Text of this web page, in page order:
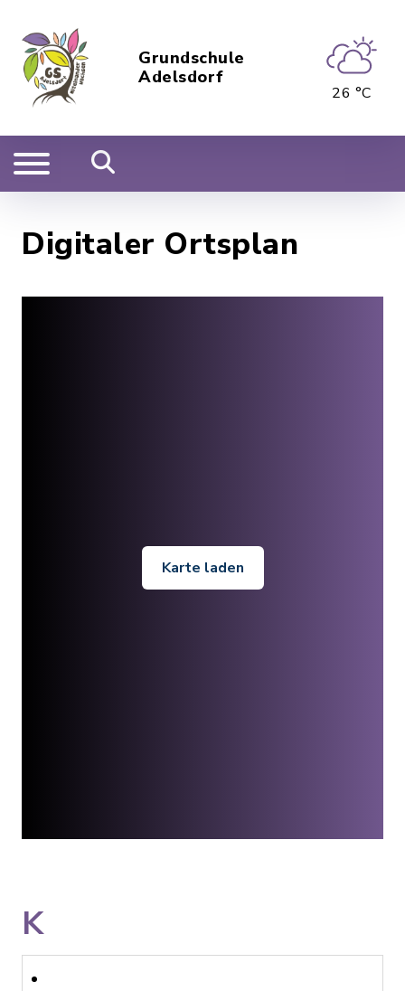
Grundschule
Adelsdorf
26 °C
Digitaler Ortsplan
Karte laden
K